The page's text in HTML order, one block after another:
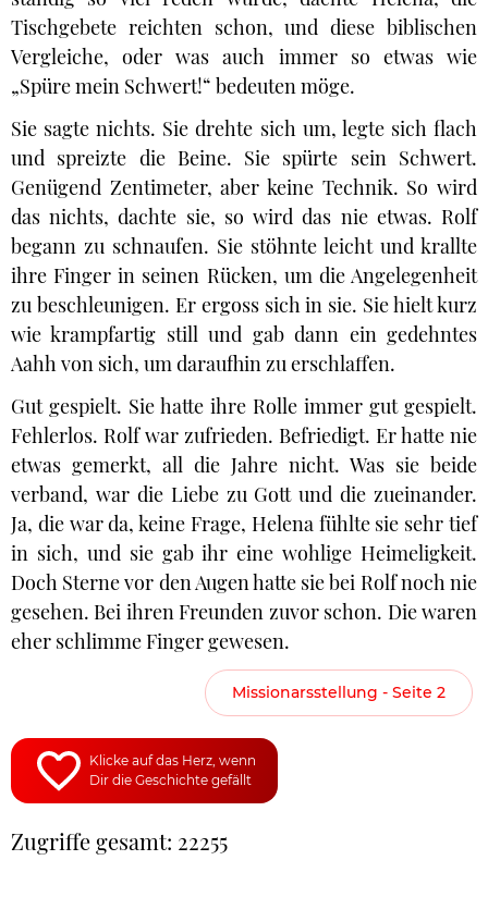
Tischgebete reichten schon, und diese biblischen
Vergleiche, oder was auch immer so etwas wie
„Spüre mein Schwert!“ bedeuten möge.
Sie sagte nichts. Sie drehte sich um, legte sich flach
und spreizte die Beine. Sie spürte sein Schwert.
Genügend Zentimeter, aber keine Technik. So wird
das nichts, dachte sie, so wird das nie etwas. Rolf
begann zu schnaufen. Sie stöhnte leicht und krallte
ihre Finger in seinen Rücken, um die Angelegenheit
zu beschleunigen. Er ergoss sich in sie. Sie hielt kurz
wie krampfartig still und gab dann ein gedehntes
Aahh von sich, um daraufhin zu erschlaffen.
Gut gespielt. Sie hatte ihre Rolle immer gut gespielt.
Fehlerlos. Rolf war zufrieden. Befriedigt. Er hatte nie
etwas gemerkt, all die Jahre nicht. Was sie beide
verband, war die Liebe zu Gott und die zueinander.
Ja, die war da, keine Frage, Helena fühlte sie sehr tief
in sich, und sie gab ihr eine wohlige Heimeligkeit.
Doch Sterne vor den Augen hatte sie bei Rolf noch nie
gesehen. Bei ihren Freunden zuvor schon. Die waren
eher schlimme Finger gewesen.
Missionarsstellung - Seite 2
Klicke auf das Herz, wenn
Dir die Geschichte gefällt
Zugriffe gesamt: 22255